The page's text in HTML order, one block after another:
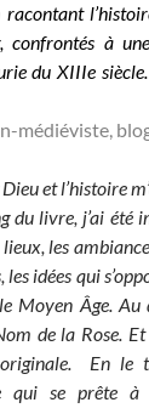
confrontés à
du XIIIe
médiéviste,
et l’histoire
du livre, j’ai été
les
les idées qui
Moyen Âge. Au
de la Rose.
En le
qui se prête à